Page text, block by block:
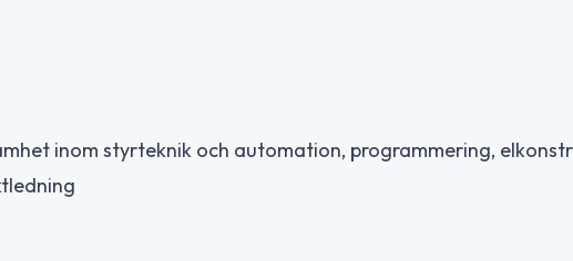
inom styrteknik och automation, programmering,